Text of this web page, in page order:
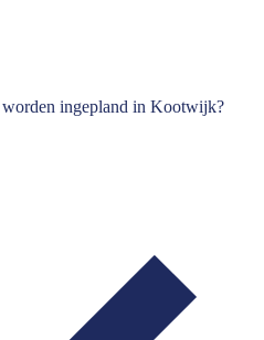
worden ingepland in Kootwijk?